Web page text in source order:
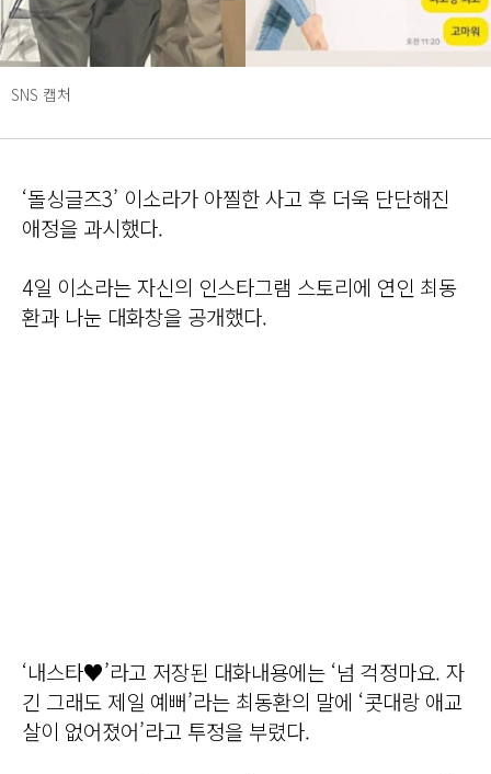
SNS 캡처
‘돌싱글즈3’ 이소라가 아찔한 사고 후 더욱 단단해진
애정을 과시했다.
4일 이소라는 자신의 인스타그램 스토리에 연인 최동
환과 나눈 대화창을 공개했다.
‘내스타♥’라고 저장된 대화내용에는 ‘넘 걱정마요. 자
긴 그래도 제일 예뻐’라는 최동환의 말에 ‘콧대랑 애교
살이 없어졌어’라고 투정을 부렸다.